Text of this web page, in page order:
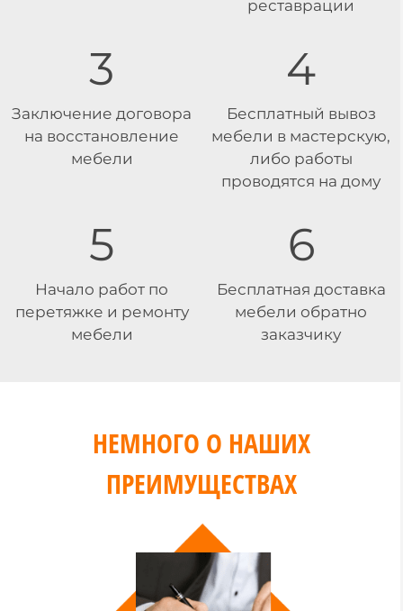
реставрации
3
Заключение договора
на восстановление
мебели
4
Бесплатный вывоз
мебели в мастерскую,
либо работы
проводятся на дому
5
Начало работ по
перетяжке и ремонту
мебели
6
Бесплатная доставка
мебели обратно
заказчику
НЕМНОГО О НАШИХ
ПРЕИМУЩЕСТВАХ